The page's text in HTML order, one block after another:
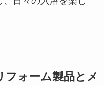
フォーム製品とメ